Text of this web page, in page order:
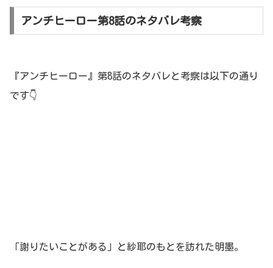
アンチヒーロー第8話のネタバレ考察
『アンチヒーロー』第8話のネタバレと考察は以下の通り
です👇
「謝りたいことがある」と紗耶のもとを訪れた明墨。